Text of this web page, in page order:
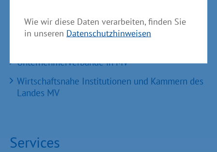
Wie wir diese Daten verarbeiten, finden Sie
in unseren Datenschutzhinweisen
GründerMV
Unternehmerverbände in MV
Wirtschaftsnahe Institutionen und Kammern des
Landes MV
Services